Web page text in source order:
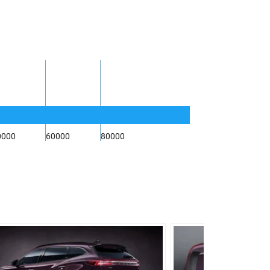
1730 мм
600 л
Роботизированная
Полный
60000 80000